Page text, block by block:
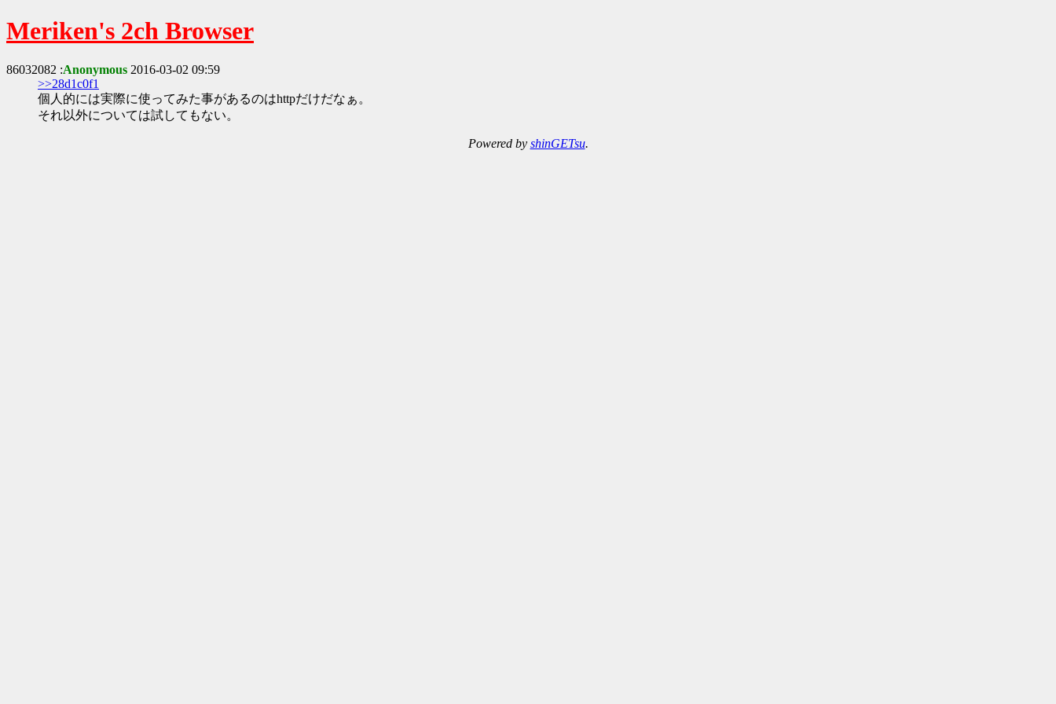
Meriken's 2ch Browser
86032082 :Anonymous 2016-03-02 09:59
>>28d1c0f1
個人的には実際に使ってみた事があるのはhttpだけだなぁ。
それ以外については試してもない。
Powered by shinGETsu.